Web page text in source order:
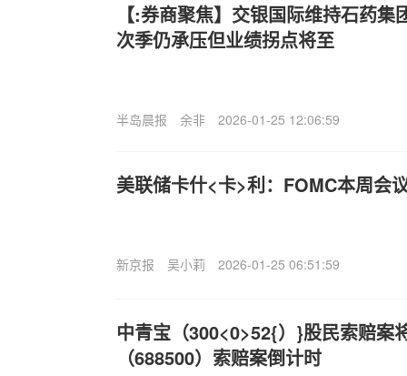
【:券商聚焦】交银国际维持石药
次季仍承压但业绩拐点将至
半岛晨报 余非 2026-01-25 12:06:59
美联储卡什<卡>利：FOMC本周会
新京报 吴小莉 2026-01-25 06:51:59
中青宝（300<0>52{）}股民索赔案
（688500）索赔案倒计时